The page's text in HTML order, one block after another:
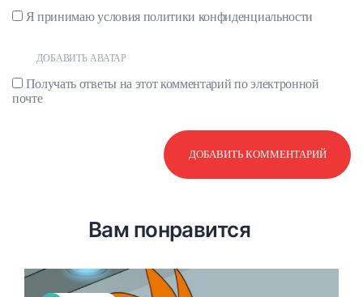
Я принимаю условия политики конфиденциальности
ДОБАВИТЬ АВАТАР
Получать ответы на этот комментарий по электронной
почте
Вам понравится